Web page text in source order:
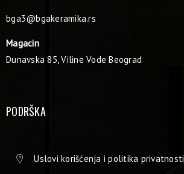
bga3@bgakeramika.rs
Magacin
Dunavska 85, Viline Vode Beograd
PODRŠKA
Uslovi korišćenja i politika privatnosti